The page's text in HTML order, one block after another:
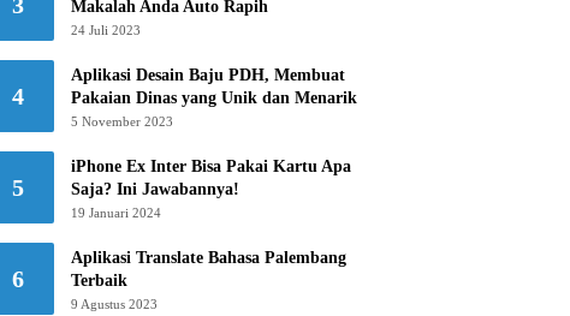
Makalah Anda Auto Rapih
24 Juli 2023
4
Aplikasi Desain Baju PDH, Membuat
Pakaian Dinas yang Unik dan Menarik
5 November 2023
5
iPhone Ex Inter Bisa Pakai Kartu Apa
Saja? Ini Jawabannya!
19 Januari 2024
6
Aplikasi Translate Bahasa Palembang
Terbaik
9 Agustus 2023